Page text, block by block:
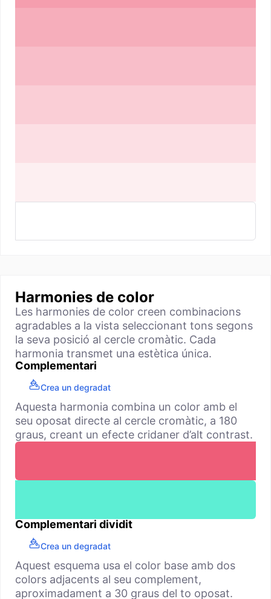
Harmonies de color
Les harmonies de color creen combinacions
agradables a la vista seleccionant tons segons
la seva posició al cercle cromàtic. Cada
harmonia transmet una estètica única.
Complementari
Crea un degradat
Aquesta harmonia combina un color amb el
seu oposat directe al cercle cromàtic, a 180
graus, creant un efecte cridaner d’alt contrast.
Complementari dividit
Crea un degradat
Aquest esquema usa el color base amb dos
colors adjacents al seu complement,
aproximadament a 30 graus del to oposat.